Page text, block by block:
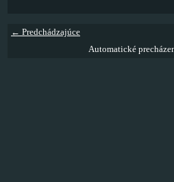
← Predchádzajúce
Automatické